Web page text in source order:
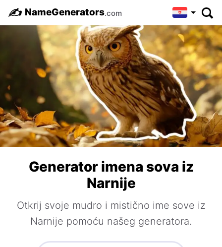
✍️ NameGenerators.com
Generator imena sova iz
Narnije
Otkrij svoje mudro i mistično ime sove iz
Narnije pomoću našeg generatora.